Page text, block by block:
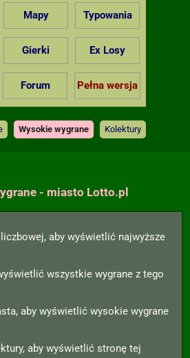
Mapy Typowania
Gierki Ex Losy
Forum Pełna wersja
Wysokie wygrane Kolektury
- miasto Lotto.pl
aby wyświetlić najwyższe
wszystkie wygrane z tego
aby wyświetlić wysokie wygrane
aby wyświetlić stronę tej